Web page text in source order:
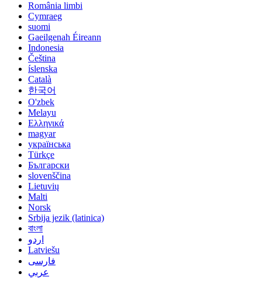
România limbi
Cymraeg
suomi
Gaeilgenah Éireann
Indonesia
Čeština
íslenska
Català
한국어
O'zbek
Melayu
Ελληνικά
magyar
українська
Türkçe
Български
slovenščina
Lietuvių
Malti
Norsk
Srbija jezik (latinica)
বাংলা
اردو
Latviešu
فارسی
عربي